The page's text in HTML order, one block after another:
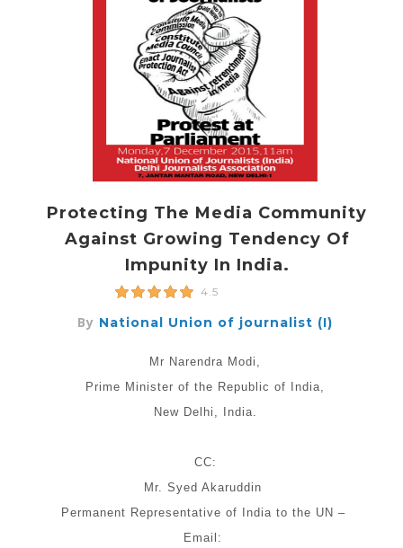
Protecting The Media Community
Against Growing Tendency Of
Impunity In India.
4.5
By National Union of journalist (I)
Mr Narendra Modi,
Prime Minister of the Republic of India,
New Delhi, India.
CC:
Mr. Syed Akaruddin
Permanent Representative of India to the UN –
Email: